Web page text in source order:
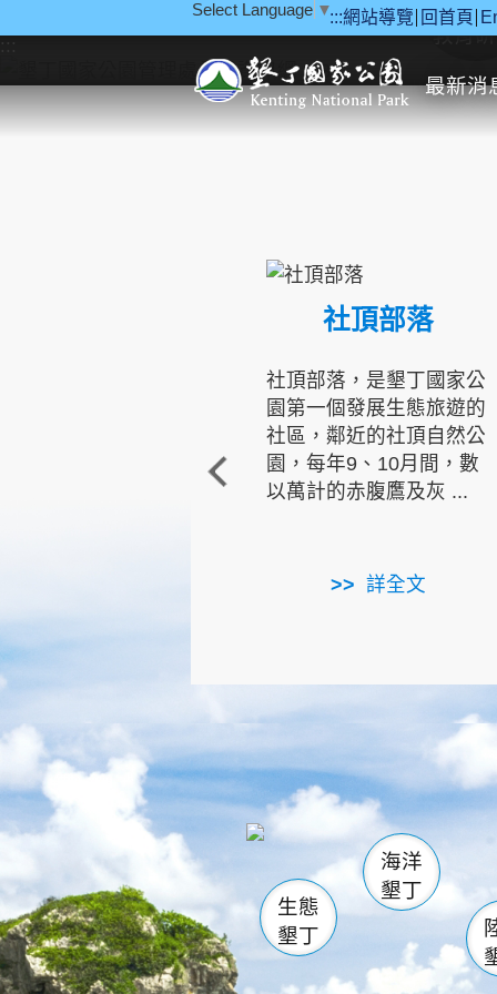
:::網站導覽 回首頁
Select Language ▼
最新消
::: 教育
社頂部落
社頂部落，是墾丁國家公
園第一個發展生態旅遊的
社區，鄰近的社頂自然公
園，每年9、10月間，數
以萬計的赤腹鷹及灰 ...
詳全文
龜山 海生館
恆春
龍鑾潭自
瓊麻館
關山
白砂
生態
墾丁
海洋
墾丁